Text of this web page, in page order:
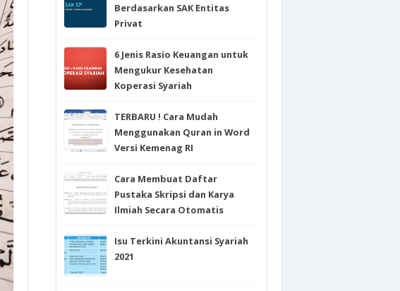
Berdasarkan SAK Entitas
Privat
6 Jenis Rasio Keuangan untuk
Mengukur Kesehatan
Koperasi Syariah
TERBARU ! Cara Mudah
Menggunakan Quran in Word
Versi Kemenag RI
Cara Membuat Daftar
Pustaka Skripsi dan Karya
Ilmiah Secara Otomatis
Isu Terkini Akuntansi Syariah
2021